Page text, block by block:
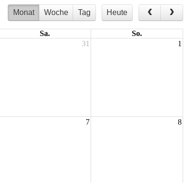
Monat Woche Tag Heute
Sa.
So.
31 1
7 8